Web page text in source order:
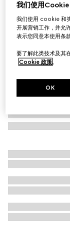
饰Horsebit粘胶
A$1,520
我们使用Cookie
我们使用 cookie 和
开展营销工作，并允
表示您同意本使用条款
要了解此类技术及其
Cookie 政策。
OK